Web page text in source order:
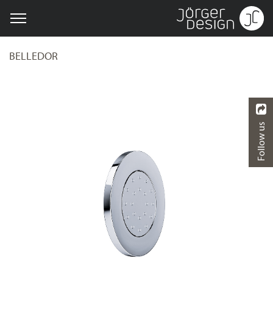
BELLEDOR
Follow us